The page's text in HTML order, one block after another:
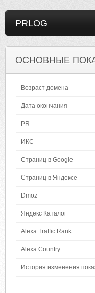
PRLOG
ОСНОВНЫЕ
Возраст домена
Дата окончания
PR
ИКС
Страниц в Google
Страниц в Яндексе
Dmoz
Яндекс Каталог
Alexa Traffic Rank
Alexa Country
История изменения